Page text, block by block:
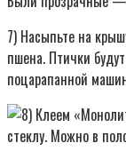
7) Насыпьте на
пшена. Птички
поцарапанной
Клеем
стеклу. Можно в